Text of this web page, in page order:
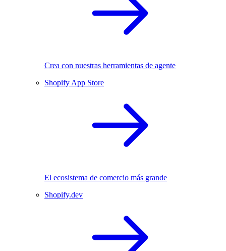
Crea con nuestras herramientas de agente
Shopify App Store
El ecosistema de comercio más grande
Shopify.dev